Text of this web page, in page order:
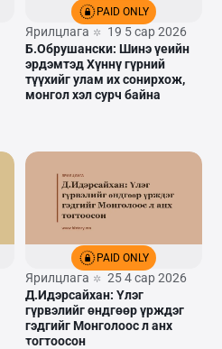
PAID ONLY
Ярилцлага
19 5 сар 2026
Б.Обрушански: Шинэ үеийн
эрдэмтэд Хүннү гүрний
түүхийг улам их сонирхож,
монгол хэл сурч байна
PAID ONLY
Ярилцлага
25 4 сар 2026
Д.Идэрсайхан: Үлэг
гүрвэлийг өндгөөр үрждэг
гэдгийг Монголоос л анх
тогтоосон